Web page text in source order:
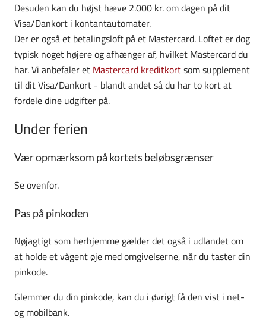
Desuden kan du højst hæve 2.000 kr. om dagen på dit
Visa/Dankort i kontantautomater.
Der er også et betalingsloft på et Mastercard. Loftet er dog
typisk noget højere og afhænger af, hvilket Mastercard du
har. Vi anbefaler et Mastercard kreditkortsom supplement
til dit Visa/Dankort - blandt andet så du har to kort at
fordele dine udgifter på.
Under ferien
Vær opmærksom på kortets beløbsgrænser
Se ovenfor.
Pas på pinkoden
Nøjagtigt som herhjemme gælder det også i udlandet om
at holde et vågent øje med omgivelserne, når du taster din
pinkode.
Glemmer du din pinkode, kan du i øvrigt få den vist i net-
og mobilbank.